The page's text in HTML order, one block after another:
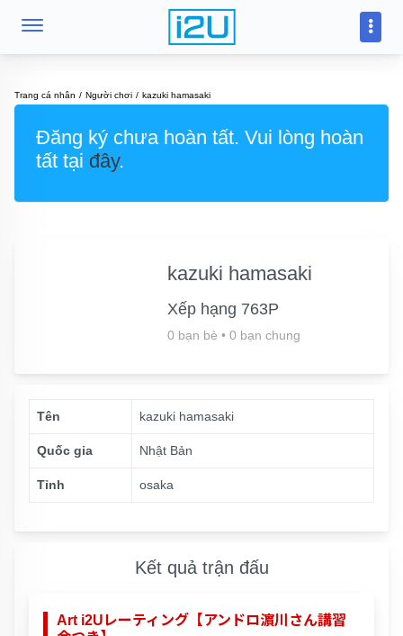
Trang cá nhân Người chơi kazuki hamasaki
Đăng ký chưa hoàn tất. Vui lòng hoàn
tất tại đây.
kazuki hamasaki
Xếp hạng 763P
0 bạn bè • 0 bạn chung
Tên kazuki hamasaki
Quốc gia Nhật Bản
Tỉnh osaka
Kết quả trận đấu
Art i2Uレーティング【アンドロ濵川さん講習